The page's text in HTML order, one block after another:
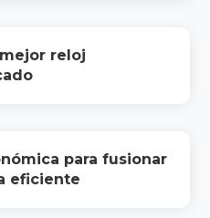
reloj
para fusionar
eficiente